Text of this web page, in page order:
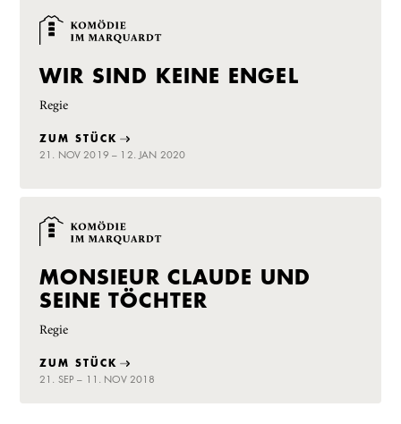
WIR SIND KEINE ENGEL
Regie
ZUM STÜCK
21. NOV 2019 – 12. JAN 2020
MONSIEUR CLAUDE UND
SEINE TÖCHTER
Regie
ZUM STÜCK
21. SEP – 11. NOV 2018